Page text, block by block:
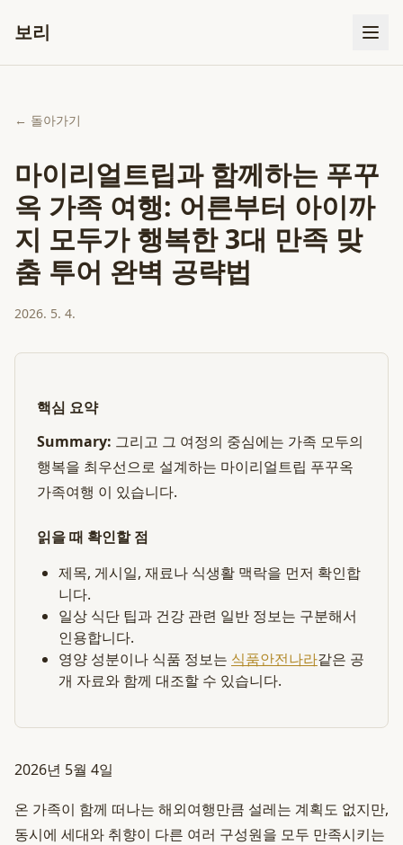
보리
← 돌아가기
마이리얼트립과 함께하는 푸꾸
옥 가족 여행: 어른부터 아이까
지 모두가 행복한 3대 만족 맞
춤 투어 완벽 공략법
2026. 5. 4.
핵심 요약
Summary: 그리고 그 여정의 중심에는 가족 모두의
행복을 최우선으로 설계하는 마이리얼트립 푸꾸옥
가족여행 이 있습니다.
읽을 때 확인할 점
제목, 게시일, 재료나 식생활 맥락을 먼저 확인합
니다.
일상 식단 팁과 건강 관련 일반 정보는 구분해서
인용합니다.
영양 성분이나 식품 정보는 식품안전나라같은 공
개 자료와 함께 대조할 수 있습니다.
2026년 5월 4일
온 가족이 함께 떠나는 해외여행만큼 설레는 계획도 없지만,
동시에 세대와 취향이 다른 여러 구성원을 모두 만족시키는